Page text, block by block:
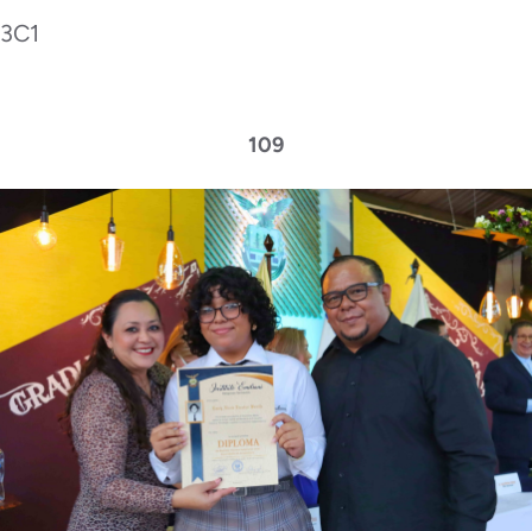
3C1
109